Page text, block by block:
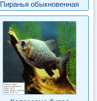
Пиранья обыкновенная